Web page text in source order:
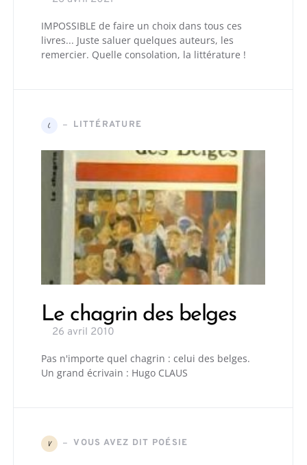
IMPOSSIBLE de faire un choix dans tous ces
livres... Juste saluer quelques auteurs, les
remercier. Quelle consolation, la littérature !
L LITTÉRATURE
Le chagrin des belges
26 avril 2010
Pas n'importe quel chagrin : celui des belges.
Un grand écrivain : Hugo CLAUS
V VOUS AVEZ DIT POÉSIE